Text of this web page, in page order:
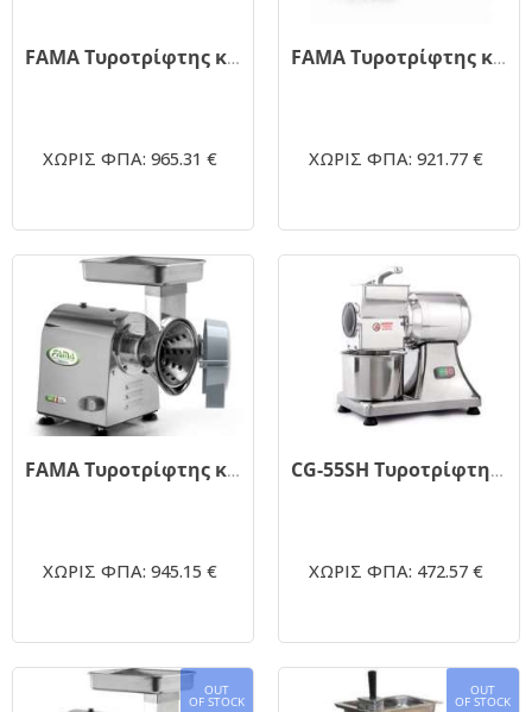
FAMA Τυροτρίφτης κώνος-κύλινδρος κόκκινος
ΧΩΡΙΣ ΦΠΑ: 965.31 €
FAMA Τυροτρίφτης κώνος-κύλινδρος 1hp
ΧΩΡΙΣ ΦΠΑ: 921.77 €
FAMA Τυροτρίφτης κώνος 1hp
ΧΩΡΙΣ ΦΠΑ: 945.15 €
CG-55SH Τυροτρίφτης 40kg (service - Ανταλλακτικά DYNAMIC)
ΧΩΡΙΣ ΦΠΑ: 472.57 €
OUT
OF STOCK
OUT
OF STOCK